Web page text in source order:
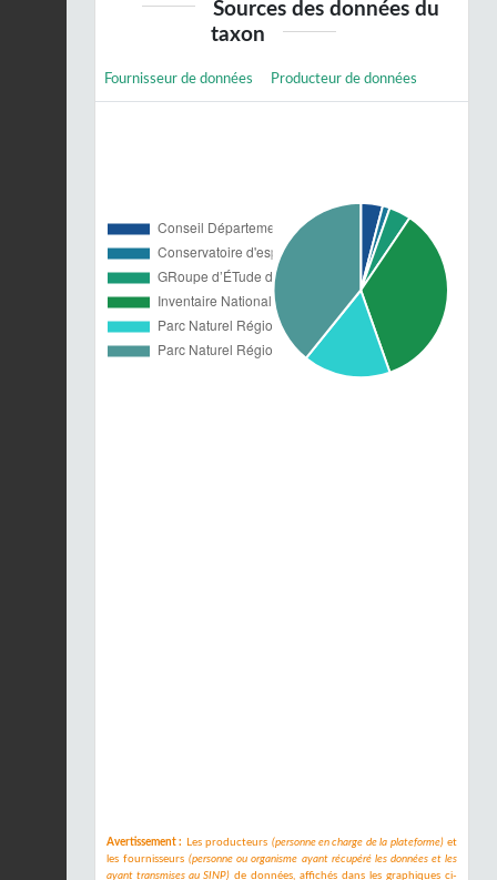
Sources des données du
taxon
Fournisseur de données Producteur de données
Avertissement : Les producteurs (personne en charge de la plateforme)et
les fournisseurs(personne ou organisme ayant récupéré les données et les
ayant transmises au SINP) de données, affichés dans les graphiques ci-